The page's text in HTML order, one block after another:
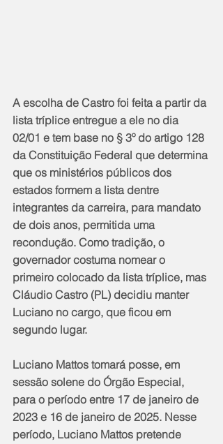
A escolha de Castro foi feita a partir da
lista tríplice entregue a ele no dia
02/01 e tem base no § 3º do artigo 128
da Constituição Federal que determina
que os ministérios públicos dos
estados formem a lista dentre
integrantes da carreira, para mandato
de dois anos, permitida uma
recondução. Como tradição, o
governador costuma nomear o
primeiro colocado da lista tríplice, mas
Cláudio Castro (PL) decidiu manter
Luciano no cargo, que ficou em
segundo lugar.
Luciano Mattos tomará posse, em
sessão solene do Órgão Especial,
para o período entre 17 de janeiro de
2023 e 16 de janeiro de 2025. Nesse
período, Luciano Mattos pretende